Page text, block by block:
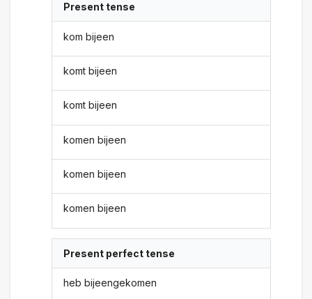
Present tense
kom bijeen
komt bijeen
komt bijeen
komen bijeen
komen bijeen
komen bijeen
Present perfect tense
heb bijeengekomen